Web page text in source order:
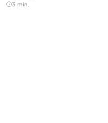
3 min.